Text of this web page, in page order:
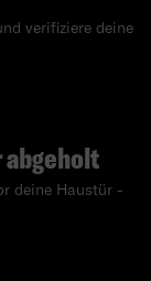
verifiziere deine
abgeholt
deine Haustür -